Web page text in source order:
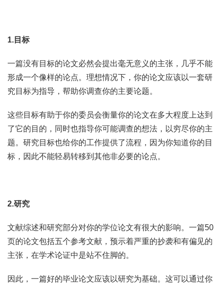
1.目标
一篇没有目标的论文必然会提出毫无意义的主张，几乎不能
形成一个像样的论点。理想情况下，你的论文应该以一套研
究目标为指导，帮助你调查你的主要论题。
这些目标有助于你的委员会衡量你的论文在多大程度上达到
了它的目的，同时也指导你可能调查的想法，以穷尽你的主
题。研究目标也给你的工作提供了流程，因为你知道你的目
标，因此不能轻易转移到其他非必要的论点。
2.研究
文献综述和研究部分对你的学位论文有很大的影响。一篇50
页的论文包括五个参考文献，预示着严重的抄袭和有偏见的
主张，在学术论证中是站不住脚的。
因此，一篇好的毕业论文应该以研究为基础。这可以通过你